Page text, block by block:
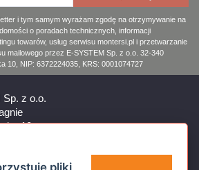
i tym samym wyrażam zgodę na otrzymywanie na
o poradach technicznych, informacji
towarów, usług serwisu montersi.pl i przetwarzanie
mailowego przez E-SYSTEM Sp. z o.o. 32-340
10, NIP: 6372224035, KRS: 0001074727
Sp. z o.o.
10
pliki